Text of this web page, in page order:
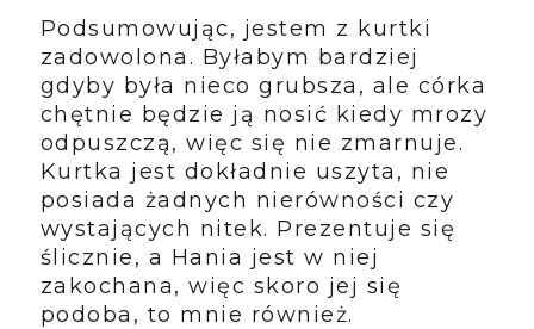
Podsumowując, jestem z kurtki
zadowolona. Byłabym bardziej
gdyby była nieco grubsza, ale córka
chętnie będzie ją nosić kiedy mrozy
odpuszczą, więc się nie zmarnuje.
Kurtka jest dokładnie uszyta, nie
posiada żadnych nierówności czy
wystających nitek. Prezentuje się
ślicznie, a Hania jest w niej
zakochana, więc skoro jej się
podoba, to mnie również.